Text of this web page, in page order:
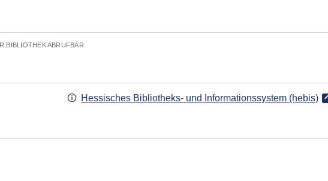
BIBLIOTHEK ABRUFBAR
Hessisches Bibliotheks- und Informationssystem (hebis)